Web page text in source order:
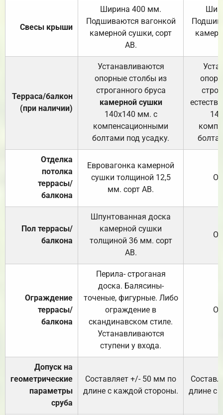
Свесы крыши
Ширина 400 мм.
Подшиваются вагонкой
камерной сушки, сорт
АВ.
Терраса/балкон
(при наличии)
Устанавливаются
опорные столбы из
строганного бруса
камерной сушки
140х140 мм. с
компенсационными
болтами под усадку.
Отделка
потолка
террасы/
балкона
Евровагонка камерной
сушки толщиной 12,5
мм. сорт АВ.
Пол террасы/
балкона
Шпунтованная доска
камерной сушки
толщиной 36 мм. сорт
АВ.
Ограждение
террасы/
балкона
Перила- строганая
доска. Балясины-
точеные, фигурные. Либо
ограждение в
скандинавском стиле.
Устанавливаются
ступени у входа.
Допуск на
геометрические
параметры
сруба
Составляет +/- 50 мм по
длине с каждой стороны.
длине с